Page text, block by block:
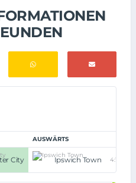
AUSWÄRTS
City Ipswich Town 4:1